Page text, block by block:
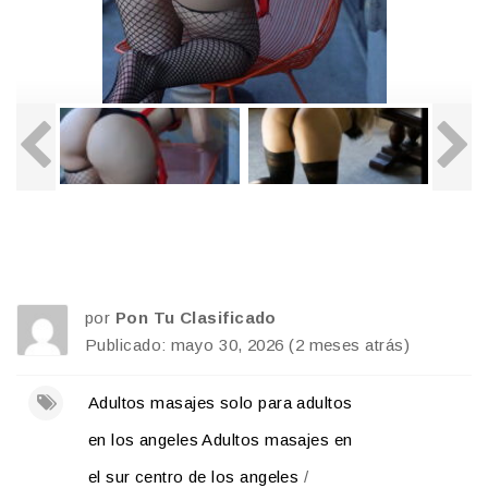
por Pon Tu Clasificado
Publicado: mayo 30, 2026 (2 meses atrás)
Adultos masajes solo para adultos
en los angeles Adultos masajes en
el sur centro de los angeles /